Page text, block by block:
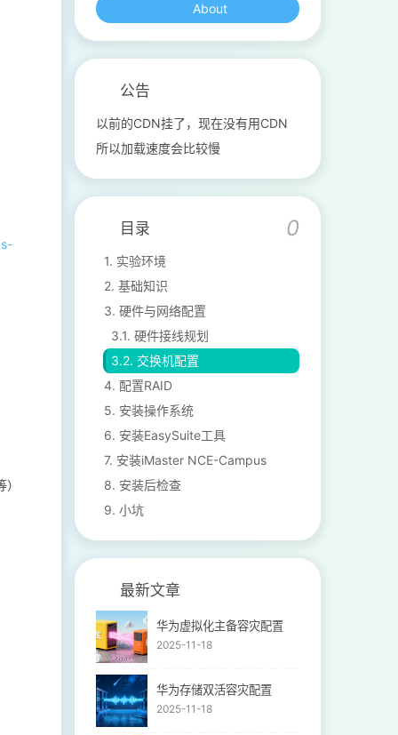
About
公告
以前的CDN挂了，现在没有用CDN
所以加载速度会比较慢
目录
1. 实验环境
2. 基础知识
3. 硬件与网络配置
3.1. 硬件接线规划
3.2. 交换机配置
4. 配置RAID
5. 安装操作系统
6. 安装EasySuite工具
7. 安装iMaster NCE-Campus
8. 安装后检查
9. 小坑
最新文章
华为虚拟化主备容灾配置
2025-11-18
华为存储双活容灾配置
2025-11-18